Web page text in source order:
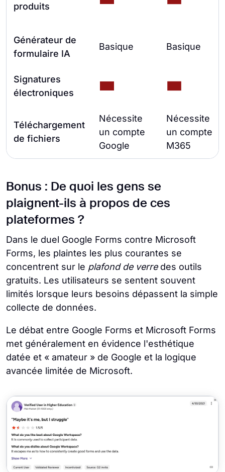
produits
Générateur de
formulaire IA
Basique Basique
Signatures
électroniques
Téléchargement
de fichiers
Nécessite
un compte
Google
Nécessite
un compte
M365
Bonus : De quoi les gens se
plaignent-ils à propos de ces
plateformes ?
Dans le duel Google Forms contre Microsoft
Forms, les plaintes les plus courantes se
concentrent sur le plafond de verredes outils
gratuits. Les utilisateurs se sentent souvent
limités lorsque leurs besoins dépassent la simple
collecte de données.
Le débat entre Google Forms et Microsoft Forms
met généralement en évidence l'esthétique
datée et « amateur » de Google et la logique
avancée limitée de Microsoft.